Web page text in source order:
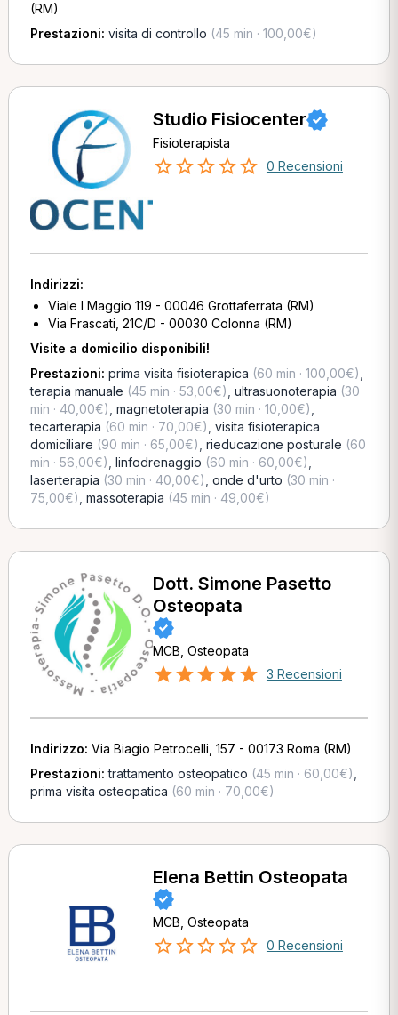
(RM)
Prestazioni: visita di controllo (45 min · 100,00€)
Studio Fisiocenter
Fisioterapista
0 Recensioni
Indirizzi:
Viale I Maggio 119 - 00046 Grottaferrata (RM)
Via Frascati, 21C/D - 00030 Colonna (RM)
Visite a domicilio disponibili!
Prestazioni: prima visita fisioterapica (60 min · 100,00€)
terapia manuale (45 min · 53,00€) ultrasuonoterapia (30
min · 40,00€) magnetoterapia (30 min · 10,00€)
tecarterapia (60 min · 70,00€) visita fisioterapica
domiciliare (90 min · 65,00€) rieducazione posturale (60
min · 56,00€) linfodrenaggio (60 min · 60,00€)
laserterapia (30 min · 40,00€) onde d'urto (30 min ·
75,00€) massoterapia (45 min · 49,00€)
Dott. Simone Pasetto
Osteopata
MCB, Osteopata
3 Recensioni
Indirizzo: Via Biagio Petrocelli, 157 - 00173 Roma (RM)
Prestazioni:trattamento osteopatico (45 min · 60,00€)
prima visita osteopatica (60 min · 70,00€)
Elena Bettin Osteopata
MCB, Osteopata
0 Recensioni